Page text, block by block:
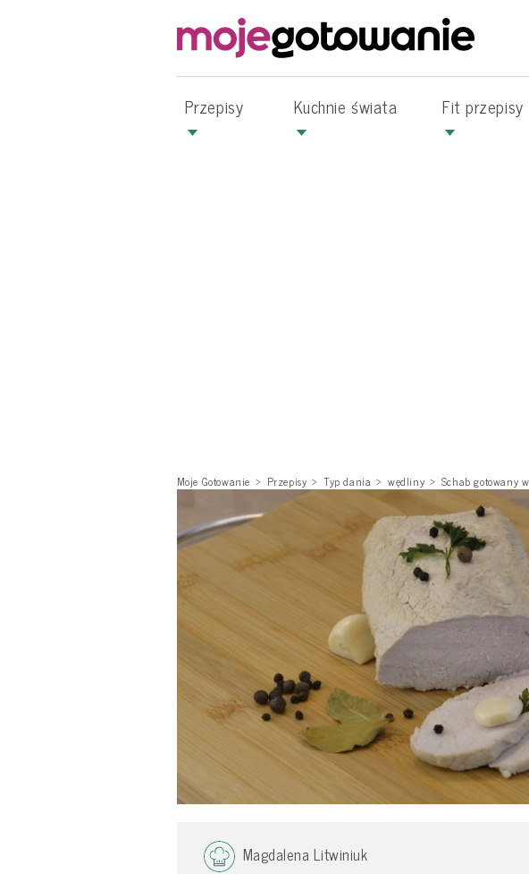
Przepisy Kuchnie świata Fit przepisy
Moje Gotowanie Przepisy Typ dania wędliny Schab gotowany
Magdalena Litwiniuk